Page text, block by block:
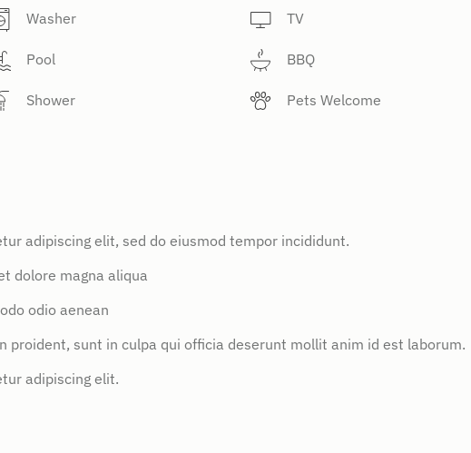
Washer TV
Pool BBQ
Shower Pets Welcome
adipiscing elit, sed do eiusmod tempor incididunt.
dolore magna aliqua
odio aenean
proident, sunt in culpa qui officia deserunt mollit anim id est laborum.
adipiscing elit.